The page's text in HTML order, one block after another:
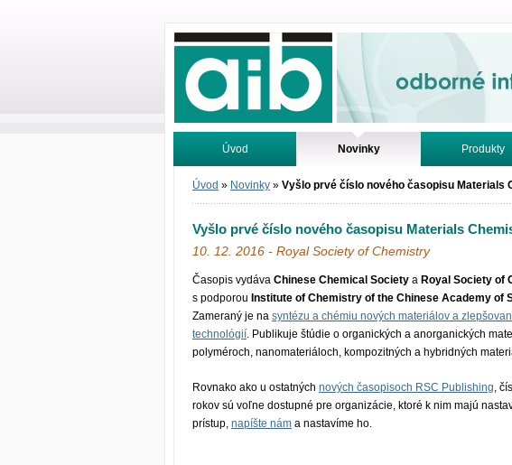
Odborné informácie. Online.
Úvod Novinky Produkty
Vyhľadávanie Tutoriály
Úvod » Novinky » Vyšlo prvé číslo nového časopisu Materials
Vyšlo prvé číslo nového časopisu Materials
10. 12. 2016 - Royal Society of Chemistry
Časopis vydáva Chinese Chemical Society a Royal Society of
s podporou Institute of Chemistry of the Chinese Academy of
Zameraný je na syntézu a chémiu nových materiálov a
technológií. Publikuje štúdie o organických a anorganických
polyméroch, nanomateriáloch, kompozitných a hybridných
Rovnako ako u ostatných nových časopisoch RSC Publishing ,
rokov sú voľne dostupné pre organizácie, ktoré k nim majú
prístup, napíšte nám a nastavíme ho.